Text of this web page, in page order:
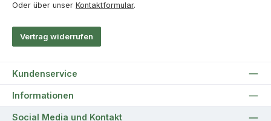
Oder über unser Kontaktformular.
Vertrag widerrufen
Kundenservice
Informationen
Social Media und Kontakt